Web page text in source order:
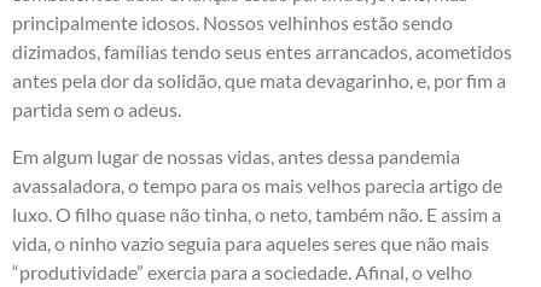
principalmente idosos. Nossos velhinhos estão sendo
dizimados, famílias tendo seus entes arrancados, acometidos
antes pela dor da solidão, que mata devagarinho, e, por fim a
partida sem o adeus.
Em algum lugar de nossas vidas, antes dessa pandemia
avassaladora, o tempo para os mais velhos parecia artigo de
luxo. O filho quase não tinha, o neto, também não. E assim a
vida, o ninho vazio seguia para aqueles seres que não mais
“produtividade” exercia para a sociedade. Afinal, o velho